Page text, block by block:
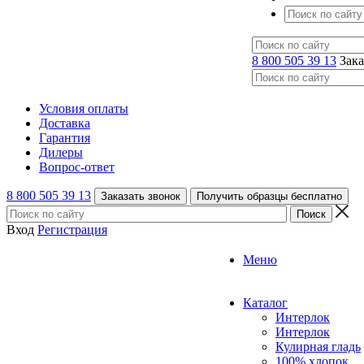
8 800 505 39 13
Условия оплаты
Доставка
Гарантия
Дилеры
Вопрос-ответ
8 800 505 39 13 Заказать звонок Получить образцы бесплатно
Вход Регистрация
Меню
Каталог
Интерлок
Интерлок
Кулирная гладь
100% хлопок